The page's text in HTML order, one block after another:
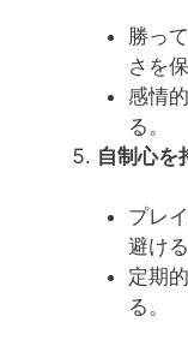
勝っ
さを保
感情
る。
自制心を
プレ
避ける
定期
る。